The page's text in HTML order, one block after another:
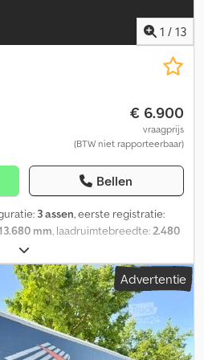
1 / 13
€ 6.900
vraagprijs
(BTW niet rapporteerbaar)
Bellen
3 assen, eerste registratie:
mm, laadruimtebreedte:2.480
mm
hoogte:3.300 mm, ophanging:
, wielbasis:8.800 mm, kleur:
ABS, = Aanvullende opties en
= Aantal Assen: 3,
gewicht: 6405 kg, Totaalgewicht:
chassis, Materiaal chassis: staal,
Advertentie